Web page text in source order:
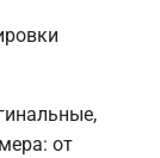
от